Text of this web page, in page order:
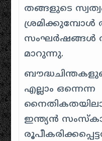
തങ്ങളുടെ
ശ്രമിക്കുമ്പോൾ
സംഘർഷങ്ങൾ
മാറുന്നു.
എല്ലാം ഒന്നെന്ന
ഇന്ത്യൻ